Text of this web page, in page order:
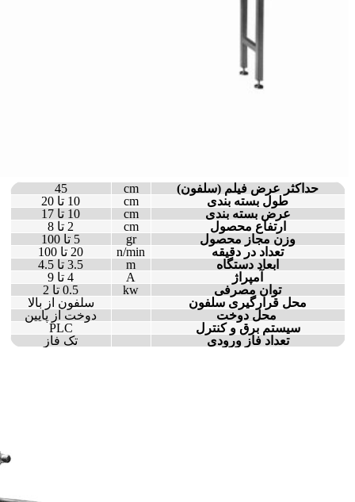
حداکثر عرض فیلم (سلفون) cm
45
طول بسته بندی
cm
10 تا 20
عرض بسته بندی
cm
10 تا 17
ارتفاع محصول
cm
2 تا 8
وزن مجاز محصول
gr
5 تا 100
تعداد در دقیقه
n/min
20 تا 100
ابعاد دستگاه
m
3.5 تا 4.5
آمپراژ
A
4 تا 9
توان مصرفی
kw
0.5 تا 2
محل قرارگیری سلفون
سلفون از بالا
محل دوخت
دوخت از پایین
سیستم برق و کنترل
PLC
تعداد فاز ورودی
تک فاز